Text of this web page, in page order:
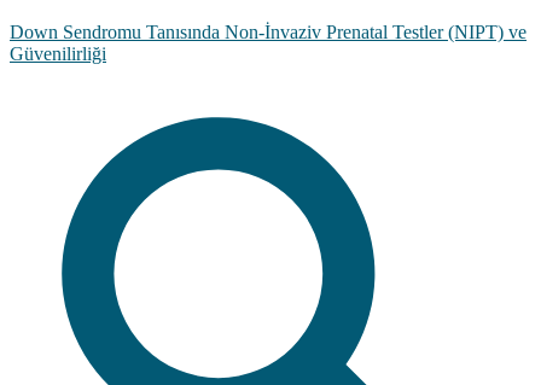
Down Sendromu Tanısında Non-İnvaziv Prenatal Testler (NIPT) ve
Güvenilirliği